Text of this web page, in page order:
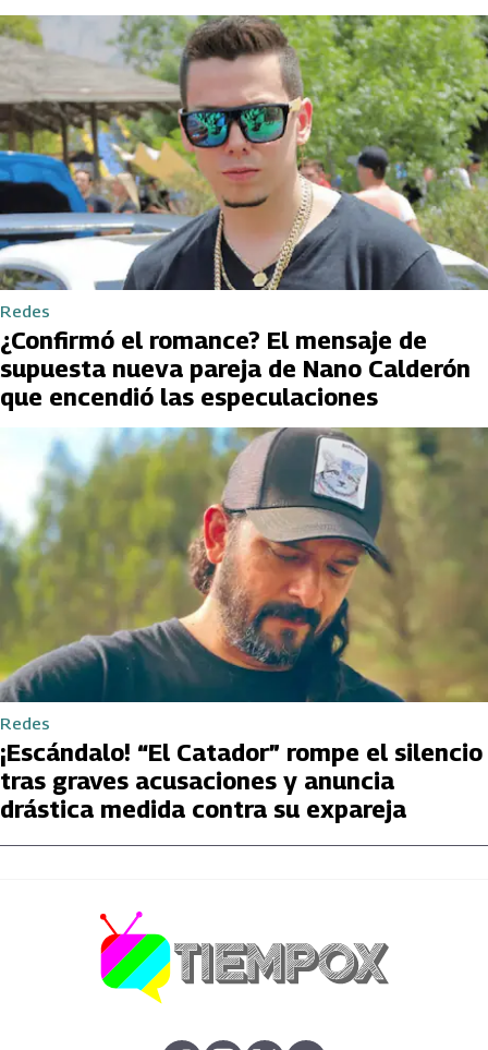
Redes
¿Confirmó el romance? El mensaje de
supuesta nueva pareja de Nano Calderón
que encendió las especulaciones
Redes
¡Escándalo! “El Catador” rompe el silencio
tras graves acusaciones y anuncia
drástica medida contra su expareja